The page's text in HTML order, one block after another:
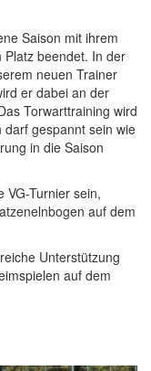
Saison mit ihrem
beendet. In der
neuen Trainer
er dabei an der
Torwarttraining wird
gespannt sein wie
in die Saison
VG-Turnier sein,
auf dem
Unterstützung
auf dem